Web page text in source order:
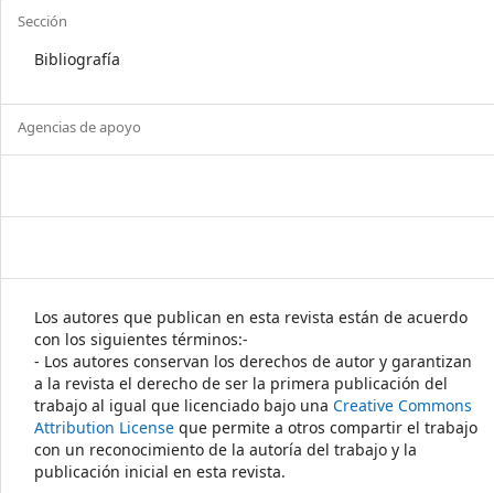
Sección
Bibliografía
Agencias de apoyo
Los autores que publican en esta revista están de acuerdo
con los siguientes términos:-
- Los autores conservan los derechos de autor y garantizan
a la revista el derecho de ser la primera publicación del
trabajo al igual que licenciado bajo una Creative Commons
Attribution License que permite a otros compartir el trabajo
con un reconocimiento de la autoría del trabajo y la
publicación inicial en esta revista.